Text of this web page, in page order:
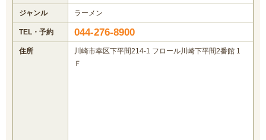
ジャンル ラーメン
TEL・予約 044-276-8900
住所
川崎市幸区下平間214-1 フロール川崎下平間2番館 1
Ｆ